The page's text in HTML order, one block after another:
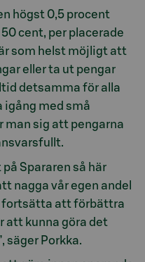
högst 0,5 procent
cent, per placerade
som helst möjligt att
eller ta ut pengar
detsamma för alla
med små
sig att pengarna
Spararen så här
nagga vår egen andel
fortsätta att förbättra
kunna göra det
säger Porkka.